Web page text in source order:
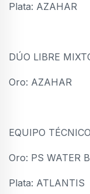
Plata: AZAHAR
DÚO LIBRE
Oro: AZAHAR
EQUIPO
Oro: PS WATER
Plata: ATLANTIS